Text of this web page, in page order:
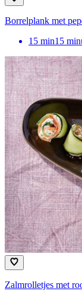
Borrelplank met
15 min15
Zalmrolletjes met